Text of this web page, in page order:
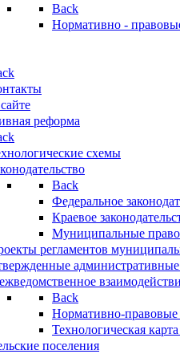
Back
Нормативно -
реформа
схемы
Back
Федеральное
Краевое
Муниципальные
регламентов
Back
Нормативно-правовые
Технологическая
поселения